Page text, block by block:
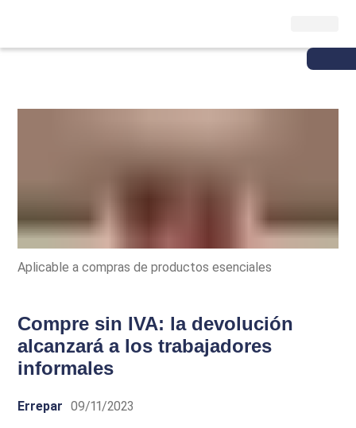
Aplicable a compras de productos esenciales
Compre sin IVA: la devolución
alcanzará a los trabajadores
informales
Errepar 09/11/2023